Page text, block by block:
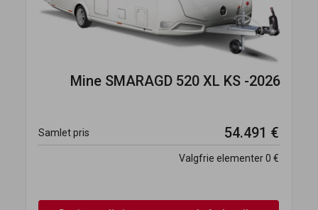
MineSMARAGD 520 XL KS -2026
Samlet pris 54.491 €
Valgfrie elementer0 €